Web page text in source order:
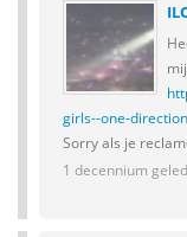
girls--one-
Sorry als je
1 decennium